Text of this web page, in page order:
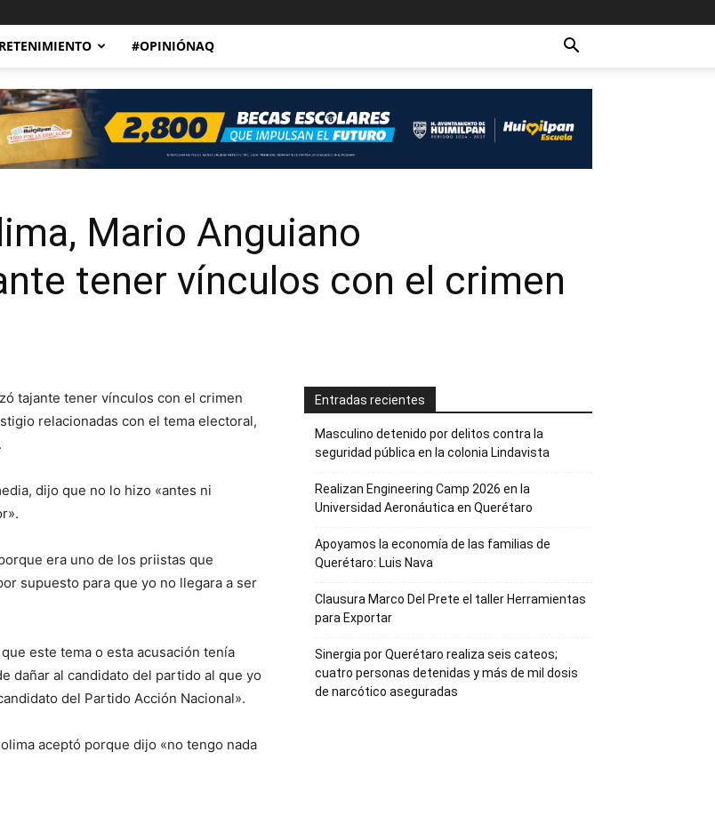
#OPINIÓNAQ
Mario Anguiano
tener vínculos con el crimen
tajante tener vínculos con el crimen
relacionadas con el tema electoral,
dijo que no lo hizo «antes ni
era uno de los priistas que
supuesto para que yo no llegara a ser
este tema o esta acusación tenía
dañar al candidato del partido al que yo
del Partido Acción Nacional».
aceptó porque dijo «no tengo nada
Entradas recientes
Masculino detenido por delitos contra la
seguridad pública en la colonia Lindavista
Realizan Engineering Camp 2026 en la
Universidad Aeronáutica en Querétaro
Apoyamos la economía de las familias de
Querétaro: Luis Nava
Clausura Marco Del Prete el taller Herramientas
para Exportar
Sinergia por Querétaro realiza seis cateos;
cuatro personas detenidas y más de mil dosis
de narcótico aseguradas